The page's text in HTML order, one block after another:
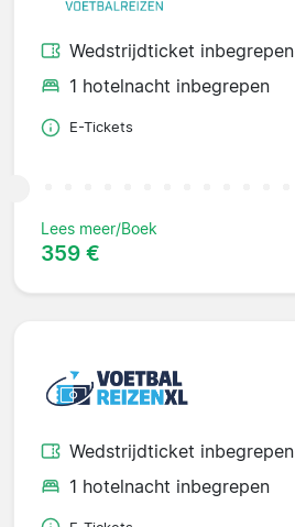
Wedstrijdticket inbegrepen
1 hotelnacht inbegrepen
E-Tickets
Lees meer/Boek
359 €
Wedstrijdticket inbegrepen
1 hotelnacht inbegrepen